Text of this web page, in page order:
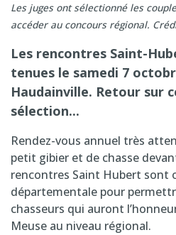
Les juges ont sélectionné les
accéder au concours régional.
Les rencontres Saint-
tenues le samedi 7
Haudainville. Retour sur
sélection...
Rendez-vous annuel très
petit gibier et de chasse
rencontres Saint Hubert sont
départementale pour
chasseurs qui auront
Meuse au niveau régional.